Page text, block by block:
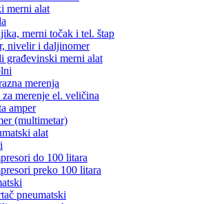
merni alat
merni točak i tel. štap
nivelir i daljinomer
građevinski merni alat
merenja
merenje el. veličina
amper
(multimetar)
alat
do 100 litara
preko 100 litara
pneumatski